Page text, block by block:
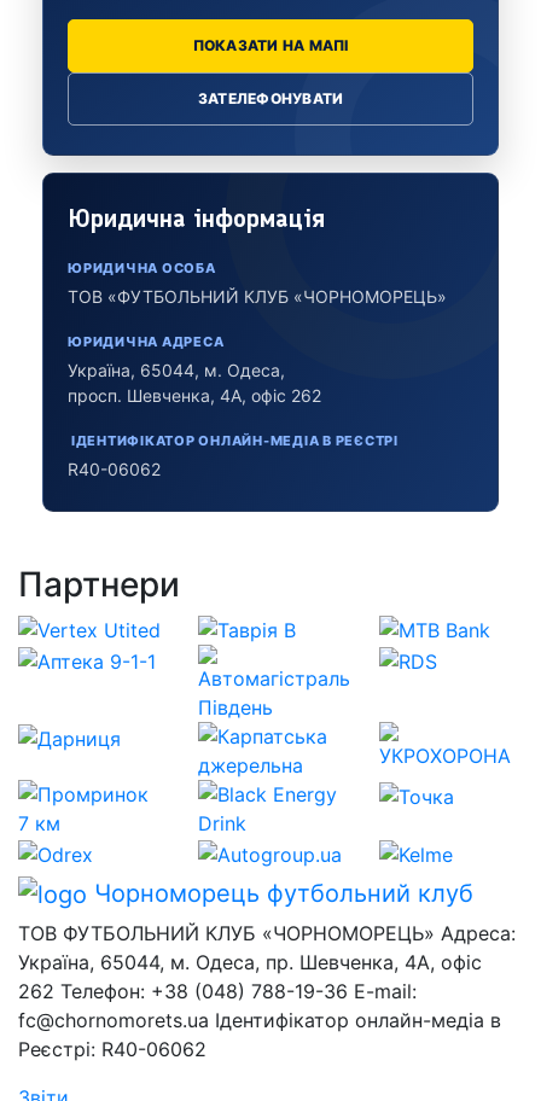
ПОКАЗАТИ НА МАПІ
ЗАТЕЛЕФОНУВАТИ
Юридична інформація
ЮРИДИЧНА ОСОБА
ТОВ «ФУТБОЛЬНИЙ КЛУБ «ЧОРНОМОРЕЦЬ»
ЮРИДИЧНА АДРЕСА
Україна, 65044, м. Одеса,
просп. Шевченка, 4А, офіс 262
ІДЕНТИФІКАТОР ОНЛАЙН-МЕДІА В РЕЄСТРІ
R40-06062
Партнери
Чорноморець футбольний клуб
ТОВ ФУТБОЛЬНИЙ КЛУБ «ЧОРНОМОРЕЦЬ» Адреса:
Україна, 65044, м. Одеса, пр. Шевченка, 4А, офіс
262 Телефон: +38 (048) 788-19-36 E-mail:
fc@chornomorets.ua Ідентифікатор онлайн-медіа в
Реєстрі: R40-06062